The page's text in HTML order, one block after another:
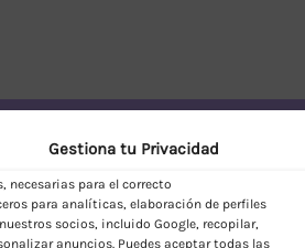
Gestiona tu Privacidad
necesarias para el correcto
para analíticas, elaboración de perfiles
socios, incluido Google, recopilar,
anuncios. Puedes aceptar todas las
España